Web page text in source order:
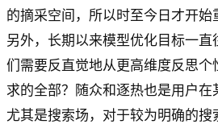
的摘采空间，所以时至今日才开始
另外，长期以来模型优化目标一
们需要反直觉地从更高维度反思个
求的全部？随众和逐热也是用户在
尤其是搜索场，对于较为明确的搜